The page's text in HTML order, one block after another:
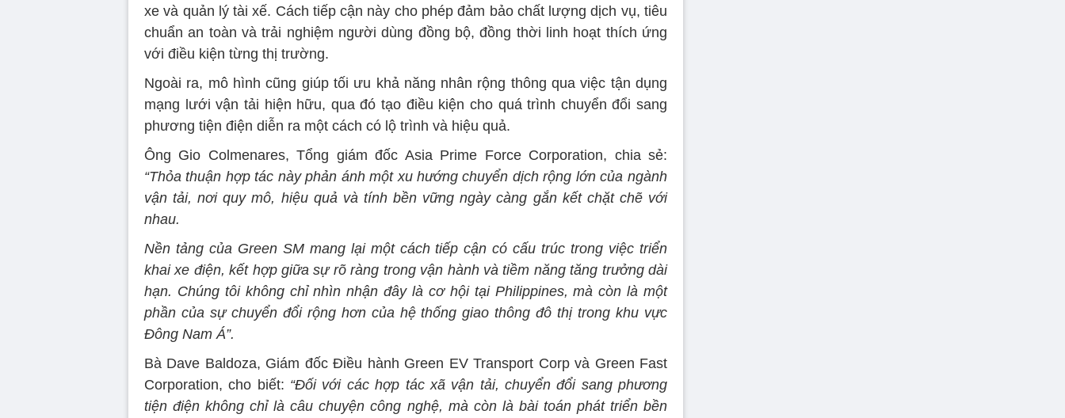
xe và quản lý tài xế. Cách tiếp cận này cho phép đảm bảo chất lượng dịch vụ, tiêu
chuẩn an toàn và trải nghiệm người dùng đồng bộ, đồng thời linh hoạt thích ứng
với điều kiện từng thị trường.
Ngoài ra, mô hình cũng giúp tối ưu khả năng nhân rộng thông qua việc tận dụng
mạng lưới vận tải hiện hữu, qua đó tạo điều kiện cho quá trình chuyển đổi sang
phương tiện điện diễn ra một cách có lộ trình và hiệu quả.
Ông Gio Colmenares, Tổng giám đốc Asia Prime Force Corporation, chia sẻ:
“Thỏa thuận hợp tác này phản ánh một xu hướng chuyển dịch rộng lớn của ngành
vận tải, nơi quy mô, hiệu quả và tính bền vững ngày càng gắn kết chặt chẽ với
nhau.
Nền tảng của Green SM mang lại một cách tiếp cận có cấu trúc trong việc triển
khai xe điện, kết hợp giữa sự rõ ràng trong vận hành và tiềm năng tăng trưởng dài
hạn. Chúng tôi không chỉ nhìn nhận đây là cơ hội tại Philippines, mà còn là một
phần của sự chuyển đổi rộng hơn của hệ thống giao thông đô thị trong khu vực
Đông Nam Á”.
Bà Dave Baldoza, Giám đốc Điều hành Green EV Transport Corp và Green Fast
Corporation, cho biết: “Đối với các hợp tác xã vận tải, chuyển đổi sang phương
tiện điện không chỉ là câu chuyện công nghệ, mà còn là bài toán phát triển bền